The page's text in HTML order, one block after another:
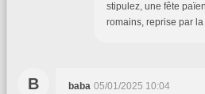
stipulez, une fête
romains, reprise par
B baba 05/01/2025 10:04